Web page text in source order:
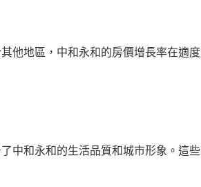
他地區，中和永和的房價增長率在適度
中和永和的生活品質和城市形象。這些